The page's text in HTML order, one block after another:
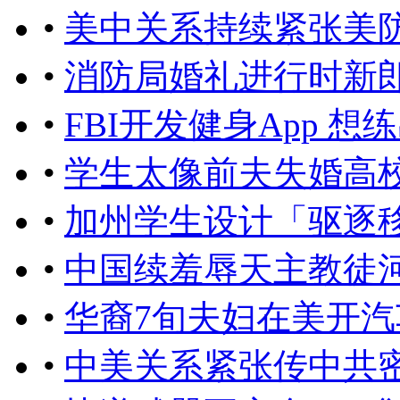
• 美中关系持续紧张美
• 消防局婚礼进行时新
• FBI开发健身App 想
• 学生太像前夫失婚高
• 加州学生设计「驱逐
• 中国续羞辱天主教徒
• 华裔7旬夫妇在美开
• 中美关系紧张传中共